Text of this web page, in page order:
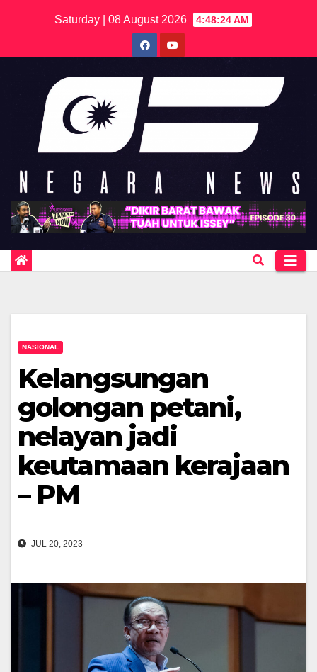
Saturday | 08 August 2026 4:48:24 AM
NASIONAL
Kelangsungan
golongan petani,
nelayan jadi
keutamaan kerajaan
– PM
JUL 20, 2023